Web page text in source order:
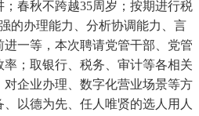
春秋不跨越35周岁；按期进行税
的办理能力、分析协调能力、言
一等，本次聘请党管干部、党管
率；取银行、税务、审计等各相关
企业办理、数字化营业场景等方
以德为先、任人唯贤的选人用人